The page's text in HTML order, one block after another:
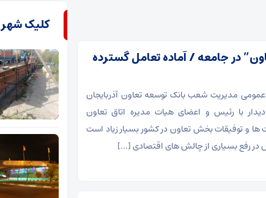
در جامعه / آماده تعامل گسترده
عمومی مدیریت شعب بانک توسعه تعاون آذربایجان
با رئیس و اعضای هیات مدیره اتاق تعاون
ها و توفیقات بخش تعاون در کشور بسیار زیاد است
رفع بسیاری از چالش های اقتصادی […]
کلیک شهر